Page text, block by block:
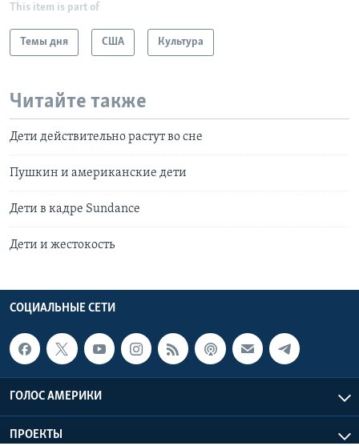
This item is part of
Темы дня США Культура
Читайте также
Дети действительно растут во сне
Пушкин и американские дети
Дети в кадре Sundance
Дети и жестокость
СОЦИАЛЬНЫЕ СЕТИ
ГОЛОС АМЕРИКИ
ПРОЕКТЫ